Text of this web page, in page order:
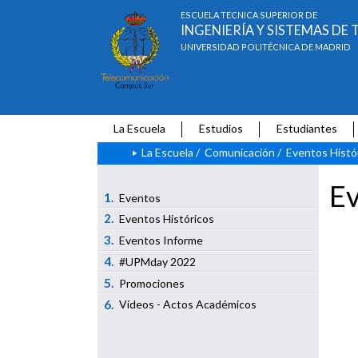
ESCUELA TÉCNICA SUPERIOR DE
INGENIERÍA Y SISTEMAS
UNIVERSIDAD POLITÉCNICA DE MADRID
La Escuela Estudios
Estudiantes
La Escuela / Comunicación / Eventos
1. Eventos
2. Eventos Históricos
3. Eventos Informe
4. #UPMday 2022
5. Promociones
6. Vídeos - Actos Académicos